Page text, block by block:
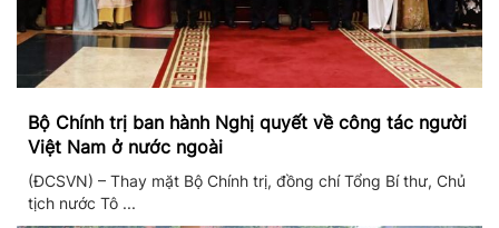
Bộ Chính trị ban hành Nghị quyết về công tác người
Việt Nam ở nước ngoài
(ĐCSVN) – Thay mặt Bộ Chính trị, đồng chí Tổng Bí thư, Chủ
tịch nước Tô ...